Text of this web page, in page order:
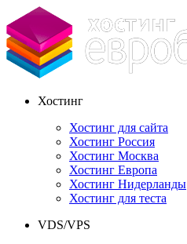
Хостинг
Хостинг для сайта
Хостинг Россия
Хостинг Москва
Хостинг Европа
Хостинг Нидерланды
Хостинг для теста
VDS/VPS